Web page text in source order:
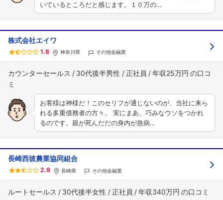
いているところだと感じます。１０万の…
株式会社エイワ
1.8 神奈川県 その他金融業
カウンターセールス 30代後半男性 正社員 年収25万円
お客様は神様だ！このセリフが通じないのが、当社に来ら
れる多重債務者の方々。 実にまあ、巧みなウソをつかれ
るのです。親が死んだだの身内が急病…
長崎西彼農業協同組合
2.9 長崎県 その他金融業
ルートセールス 30代後半女性 正社員 年収340万円